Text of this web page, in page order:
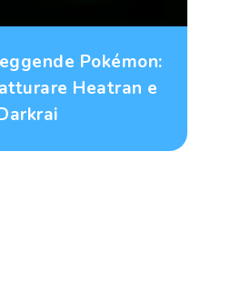
Pokémon:
Heatran e